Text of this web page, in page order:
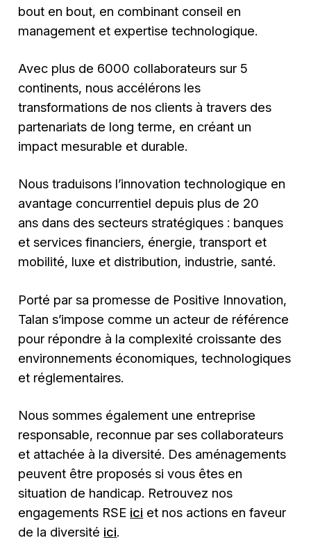
bout en bout, en combinant conseil en
management et expertise technologique.
Avec plus de 6000 collaborateurs sur 5
continents, nous accélérons les
transformations de nos clients à travers des
partenariats de long terme, en créant un
impact mesurable et durable.
Nous traduisons l’innovation technologique en
avantage concurrentiel depuis plus de 20
ans dans des secteurs stratégiques : banques
et services financiers, énergie, transport et
mobilité, luxe et distribution, industrie, santé.
Porté par sa promesse de Positive Innovation,
Talan s’impose comme un acteur de référence
pour répondre à la complexité croissante des
environnements économiques, technologiques
et réglementaires.
Nous sommes également une entreprise
responsable, reconnue par ses collaborateurs
et attachée à la diversité. Des aménagements
peuvent être proposés si vous êtes en
situation de handicap. Retrouvez nos
engagements RSE ici et nos actions en faveur
de la diversité ici.